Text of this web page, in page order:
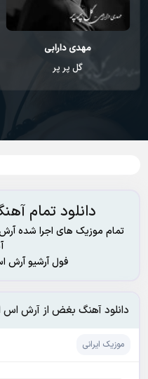
مهدی دارابی
گل پر پر
دانلود تمام آهنگ
تمام موزیک های اجرا شده
فول آرشیو آرش
دانلود آهنگ بغض از آرش اس
موزیک ایرانی